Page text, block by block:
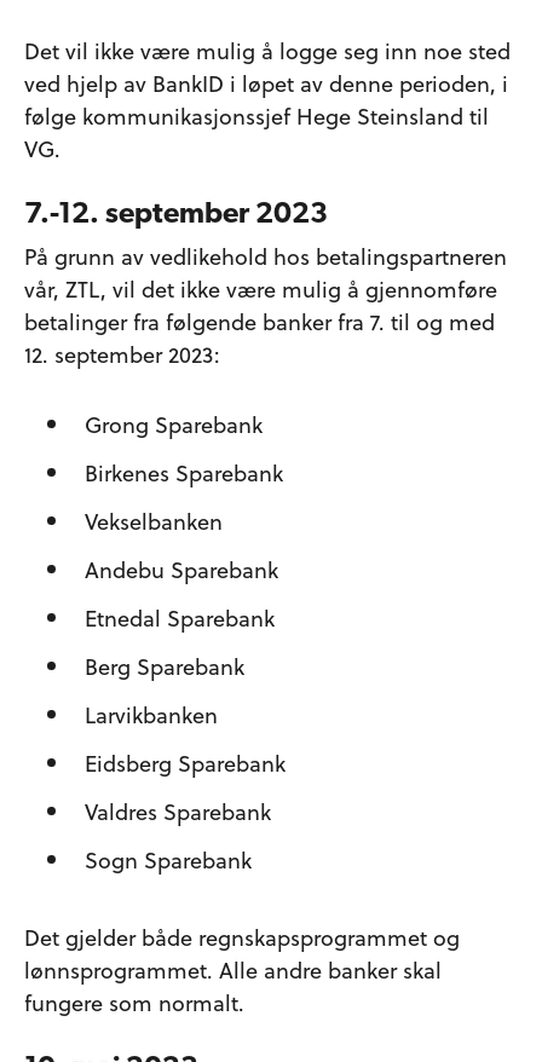
Det vil ikke være mulig å logge seg inn noe sted
ved hjelp av BankID i løpet av denne perioden, i
følge kommunikasjonssjef Hege Steinsland til
VG.
7.-12. september 2023
På grunn av vedlikehold hos betalingspartneren
vår, ZTL, vil det ikke være mulig å gjennomføre
betalinger fra følgende banker fra 7. til og med
12. september 2023:
Grong Sparebank
Birkenes Sparebank
Vekselbanken
Andebu Sparebank
Etnedal Sparebank
Berg Sparebank
Larvikbanken
Eidsberg Sparebank
Valdres Sparebank
Sogn Sparebank
Det gjelder både regnskapsprogrammet og
lønnsprogrammet. Alle andre banker skal
fungere som normalt.